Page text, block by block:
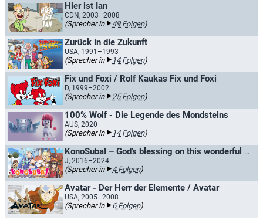
Hier ist Ian
CDN, 2003–2008
(Sprecher in 49 Folgen)
Zurück in die Zukunft
USA, 1991–1993
(Sprecher in 14 Folgen)
Fix und Foxi / Rolf Kaukas Fix und Foxi
D, 1999–2002
(Sprecher in 25 Folgen)
100% Wolf - Die Legende des Mondsteins
AUS, 2020–
(Sprecher in 14 Folgen)
KonoSuba! – God's blessing on this wonderful world!
J, 2016–2024
(Sprecher in 4 Folgen)
Avatar - Der Herr der Elemente / Avatar
USA, 2005–2008
(Sprecher in 6 Folgen)